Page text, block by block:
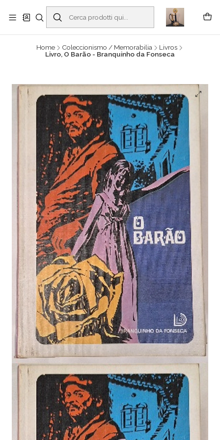
Buscantiguidades - Leilões. Colecionismo e antiguidades em Viana do
Castelo -
Read more
Home Coleccionismo / Memorabilia
Livros
Livro, O Barão - Branquinho da Fonseca